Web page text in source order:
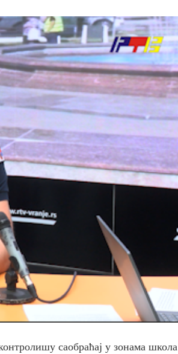
саобраћај у зонама школа